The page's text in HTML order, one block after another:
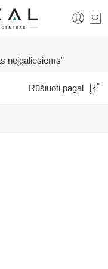
neįgaliesiems”
Rūšiuoti pagal